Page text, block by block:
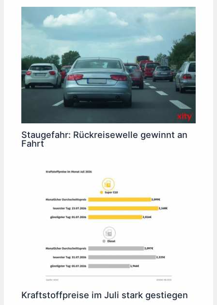
Staugefahr: Rückreisewelle gewinnt an
Fahrt
Kraftstoffpreise im Juli stark gestiegen